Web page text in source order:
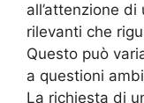
all’attenzione
rilevanti che
Questo può
a questioni
La richiesta di